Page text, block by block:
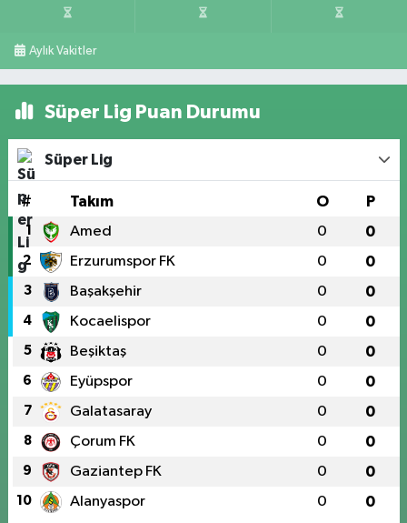
Aylık Vakitler
Süper Lig Puan Durumu
Süper Lig
# Takım O P
1 Amed 0 0
2 Erzurumspor FK 0 0
3 Başakşehir 0 0
4 Kocaelispor 0 0
5 Beşiktaş 0 0
6 Eyüpspor 0 0
7 Galatasaray 0 0
8 Çorum FK 0 0
9 Gaziantep FK 0 0
10 Alanyaspor 0 0